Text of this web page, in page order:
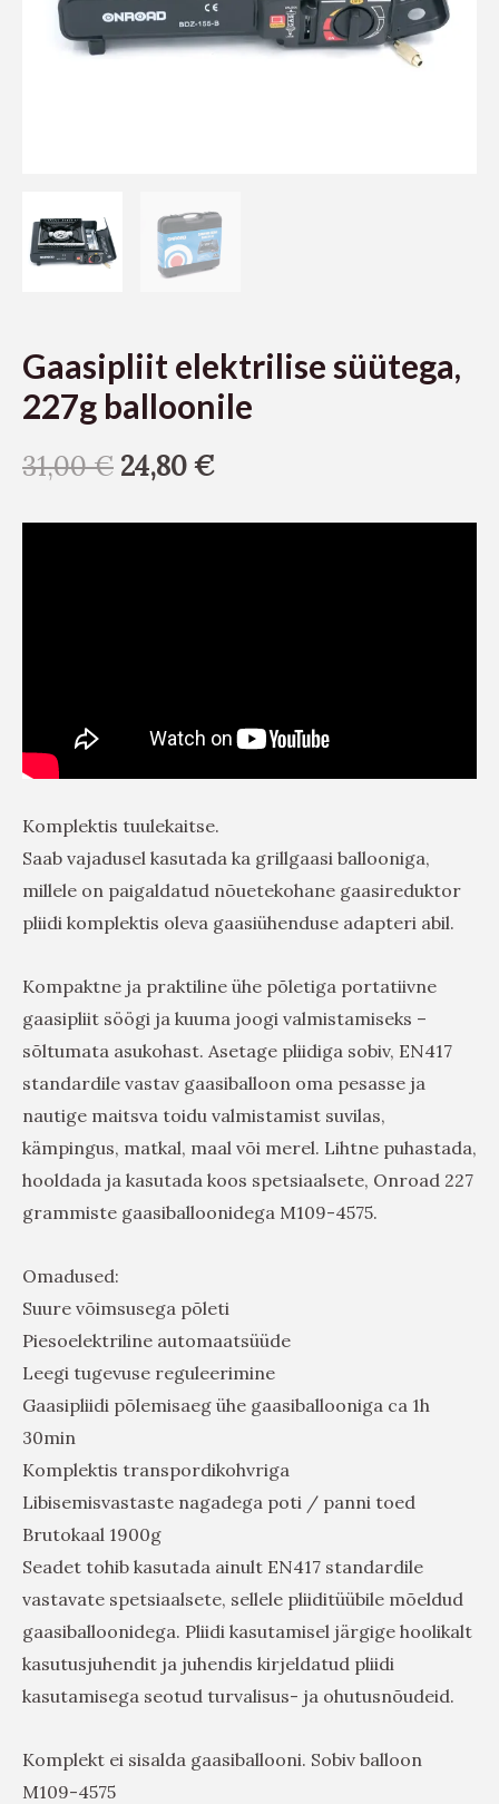
Gaasipliit elektrilise süütega,
227g balloonile
31,00€ 24,80€
Komplektis tuulekaitse.
Saab vajadusel kasutada ka grillgaasi ballooniga,
millele on paigaldatud nõuetekohane gaasireduktor
pliidi komplektis oleva gaasiühenduse adapteri abil.
Kompaktne ja praktiline ühe põletiga portatiivne
gaasipliit söögi ja kuuma joogi valmistamiseks –
sõltumata asukohast. Asetage pliidiga sobiv, EN417
standardile vastav gaasiballoon oma pesasse ja
nautige maitsva toidu valmistamist suvilas,
kämpingus, matkal, maal või merel. Lihtne puhastada,
hooldada ja kasutada koos spetsiaalsete, Onroad 227
grammiste gaasiballoonidega M109-4575.
Omadused:
Suure võimsusega põleti
Piesoelektriline automaatsüüde
Leegi tugevuse reguleerimine
Gaasipliidi põlemisaeg ühe gaasiballooniga ca 1h
30min
Komplektis transpordikohvriga
Libisemisvastaste nagadega poti / panni toed
Brutokaal 1900g
Seadet tohib kasutada ainult EN417 standardile
vastavate spetsiaalsete, sellele pliiditüübile mõeldud
gaasiballoonidega. Pliidi kasutamisel järgige hoolikalt
kasutusjuhendit ja juhendis kirjeldatud pliidi
kasutamisega seotud turvalisus- ja ohutusnõudeid.
Komplekt ei sisalda gaasiballooni. Sobiv balloon
M109-4575